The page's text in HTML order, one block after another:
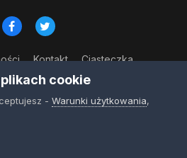
Kontakt Ciasteczka
2023
by Invision Community
cookie
- Warunki użytkowania,